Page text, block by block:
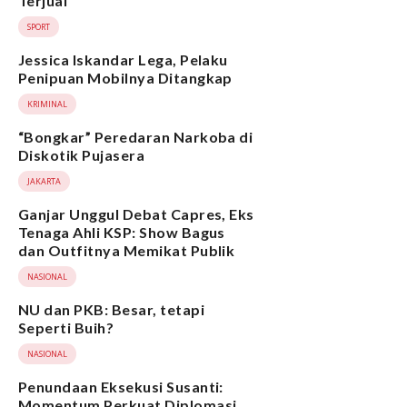
SPORT
Jessica Iskandar Lega, Pelaku
Penipuan Mobilnya Ditangkap
KRIMINAL
“Bongkar” Peredaran Narkoba di
Diskotik Pujasera
JAKARTA
Ganjar Unggul Debat Capres, Eks
Tenaga Ahli KSP: Show Bagus
dan Outfitnya Memikat Publik
NASIONAL
NU dan PKB: Besar, tetapi
Seperti Buih?
NASIONAL
Penundaan Eksekusi Susanti: